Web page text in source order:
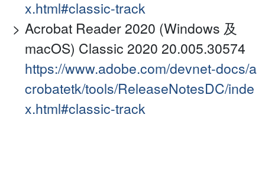
x.html#classic-track
Acrobat Reader 2020 (Windows 及
macOS) Classic 2020 20.005.30574
https://www.adobe.com/devnet-docs/a
crobatetk/tools/ReleaseNotesDC/inde
x.html#classic-track